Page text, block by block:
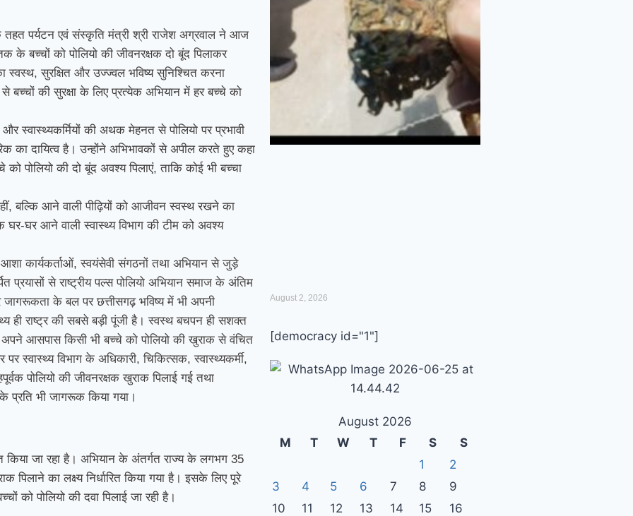
तहत पर्यटन एवं संस्कृति मंत्री श्री राजेश अग्रवाल ने आज
बच्चों को पोलियो की जीवनरक्षक दो बूंद पिलाकर
सुरक्षित और उज्ज्वल भविष्य सुनिश्चित करना
से बच्चों की सुरक्षा के लिए प्रत्येक अभियान में हर बच्चे को
स्वास्थ्यकर्मियों की अथक मेहनत से पोलियो पर प्रभावी
का दायित्व है। उन्होंने अभिभावकों से अपील करते हुए कहा
पोलियो की दो बूंद अवश्य पिलाएं, ताकि कोई भी बच्चा
बल्कि आने वाली पीढ़ियों को आजीवन स्वस्थ रखने का
घर-घर आने वाली स्वास्थ्य विभाग की टीम को अवश्य
आशा कार्यकर्ताओं, स्वयंसेवी संगठनों तथा अभियान से जुड़े
प्रयासों से राष्ट्रीय पल्स पोलियो अभियान समाज के अंतिम
जागरूकता के बल पर छत्तीसगढ़ भविष्य में भी अपनी
ही राष्ट्र की सबसे बड़ी पूंजी है। स्वस्थ बचपन ही सशक्त
आसपास किसी भी बच्चे को पोलियो की खुराक से वंचित
विभाग के अधिकारी, चिकित्सक, स्वास्थ्यकर्मी,
पोलियो की जीवनरक्षक खुराक पिलाई गई तथा
प्रति भी जागरूक किया गया।
किया जा रहा है। अभियान के अंतर्गत राज्य के लगभग 35
का लक्ष्य निर्धारित किया गया है। इसके लिए पूरे
को पोलियो की दवा पिलाई जा रही है।
August 2, 2026
[democracy id="1"]
August 2026
M
T W T F S
S
1
2
3
4 5 6 7 8
9
10
11 12 13 14 15
16